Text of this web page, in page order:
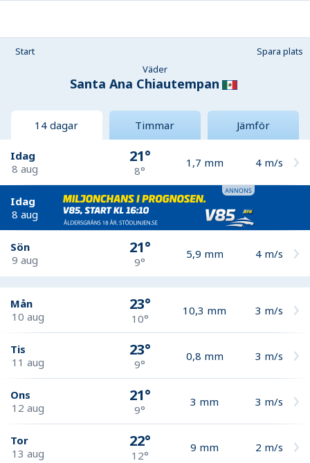
Start
Spara plats
Väder
Santa Ana Chiautempan
14 dagar Timmar Jämför
Idag
8 aug
21°
8°
1,7 mm 4 m/s
Idag
8 aug
Sön
9 aug
21°
9°
5,9 mm 4 m/s
Mån
10 aug
23°
10°
10,3 mm 3 m/s
Tis
11 aug
23°
9°
0,8 mm 3 m/s
Ons
12 aug
21°
9°
3 mm 3 m/s
Tor
13 aug
22°
12°
9 mm 2 m/s